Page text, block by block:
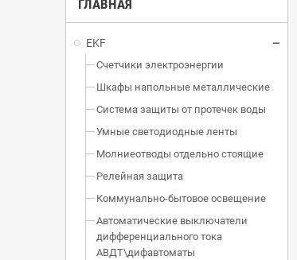
ГЛАВНАЯ
EKF
Счетчики электроэнергии
Шкафы напольные металлические
Система защиты от протечек воды
Умные светодиодные ленты
Молниеотводы отдельно стоящие
Релейная защита
Коммунально-бытовое освещение
Автоматические выключатели
дифференциального тока
АВДТ\дифавтоматы